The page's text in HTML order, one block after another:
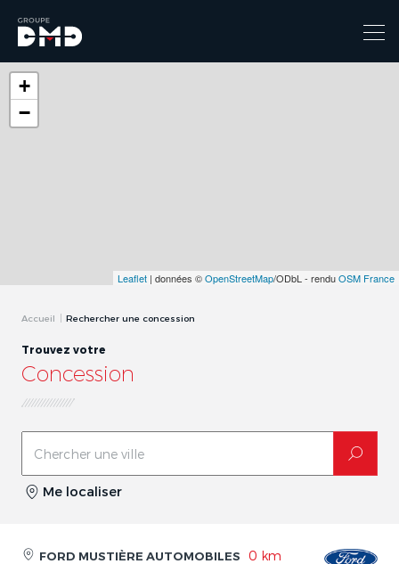
+
−
Leaflet | données ©OpenStreetMap/ODbL - renduOSM France
Accueil Rechercher une concession
Trouvez votre
Concession
Me localiser
FORD MUSTIÈRE AUTOMOBILES 0 km